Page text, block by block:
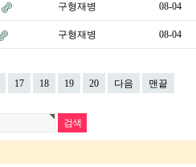
구형재병 08-04
구형재병 08-04
17 18 19 20 다음 맨끝